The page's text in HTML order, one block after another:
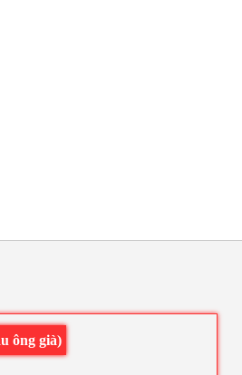
ông già)